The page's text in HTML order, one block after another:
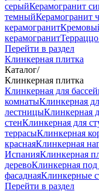
серыйКерамогранит
темныйКерамогранит
керамогранит
керамогранит
Перейти в раздел
Клинкерная плитка
Каталог/
Клинкерная плитка
Клинкерная для
комнатыКлинкерная
лестницыКлинкерная
стенКлинкерная для
террасыКлинкерная
краснаяКлинкерная
ИспанияКлинкерная
деревоКлинкерная под
фасаднаяКлинкерные
Перейти в раздел